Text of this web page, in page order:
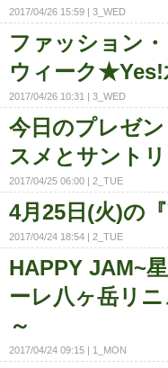
2017/04/26 15:59 3_WED
ファッション
ウィーク★Yes!
2017/04/26 10:31 3_WED
今日のプレゼ
スメとサント
2017/04/25 06:00 2_TUE
4月25日(火)の
2017/04/24 18:54 2_TUE
HAPPY JAM~
ーレ八ヶ岳リ
～
2017/04/24 09:15 1_MON